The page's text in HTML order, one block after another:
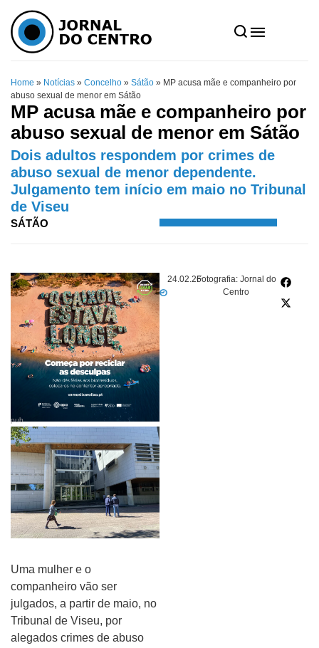
Home » Notícias » Concelho » Sátão » MP acusa mãe e companheiro por
abuso sexual de menor em Sátão
MP acusa mãe e companheiro por
abuso sexual de menor em Sátão
Dois adultos respondem por crimes de
abuso sexual de menor dependente.
Julgamento tem início em maio no Tribunal
de Viseu
SÁTÃO
24.02.26Fotografia: Jornal do
Centro
pub
Uma mulher e o
companheiro vão ser
julgados, a partir de maio, no
Tribunal de Viseu, por
alegados crimes de abuso